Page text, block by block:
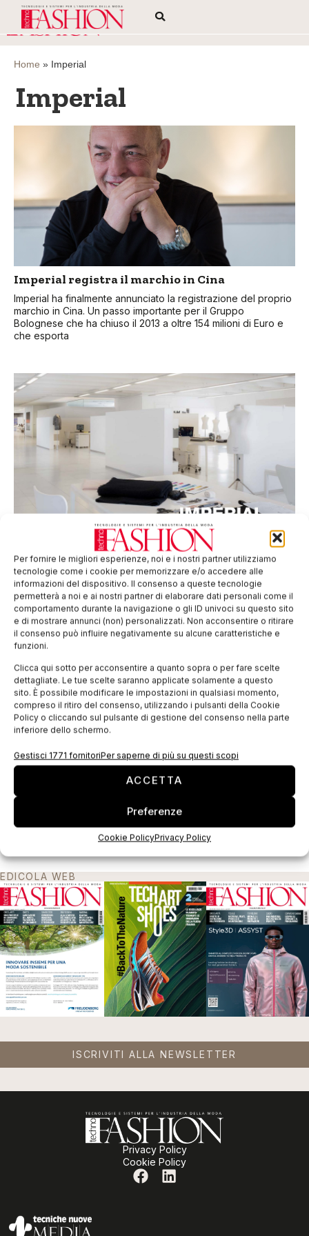
Per fornire le migliori esperienze, noi e i nostri partner utilizziamo
tecnologie come i cookie per memorizzare e/o accedere alle
informazioni del dispositivo. Il consenso a queste tecnologie
permetterà a noi e ai nostri partner di elaborare dati personali come il
comportamento durante la navigazione o gli ID univoci su questo sito
e di mostrare annunci (non) personalizzati. Non acconsentire o ritirare
il consenso può influire negativamente su alcune caratteristiche e
funzioni.
Clicca qui sotto per acconsentire a quanto sopra o per fare scelte
dettagliate. Le tue scelte saranno applicate solamente a questo
sito. È possibile modificare le impostazioni in qualsiasi momento,
compreso il ritiro del consenso, utilizzando i pulsanti della Cookie
Policy o cliccando sul pulsante di gestione del consenso nella parte
inferiore dello schermo.
Gestisci 1771 fornitoriPer saperne di più su questi scopi
ACCETTA
Preferenze
Cookie PolicyPrivacy Policy
Home » Imperial
Imperial
Imperial registra il marchio in Cina
Imperial ha finalmente annunciato la registrazione del proprio
marchio in Cina. Un passo importante per il Gruppo
Bolognese che ha chiuso il 2013 a oltre 154 milioni di Euro e
che esporta
Imperial ha scelto Lectra Fashion PLM
Lectra ha annunciato in questi giorni che l’azienda Imperial sta
introducendo il Lectra Fashion PLM per rinforzare la sua
posizione nel mercato del fast-fashion e per supportare la
sua strategia
Imperial rafforza il suo impegno nel retail
Imperial, noto nome del fast fashion italiano, prosegue il suo
piano di espansione in Italia, chiudendo un’operazione
finanziaria del valore complessivo di circa 9 milioni di Euro. Il
progetto messo
EDICOLA WEB
ISCRIVITI ALLA NEWSLETTER
Privacy Policy
Cookie Policy